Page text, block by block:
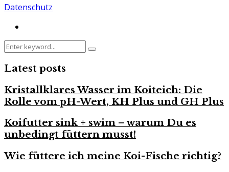
Datenschutz
Search
Search
Latest posts
Kristallklares Wasser im Koiteich: Die
Rolle vom pH-Wert, KH Plus und GH Plus
Koifutter sink + swim – warum Du es
unbedingt füttern musst!
Wie füttere ich meine Koi-Fische richtig?